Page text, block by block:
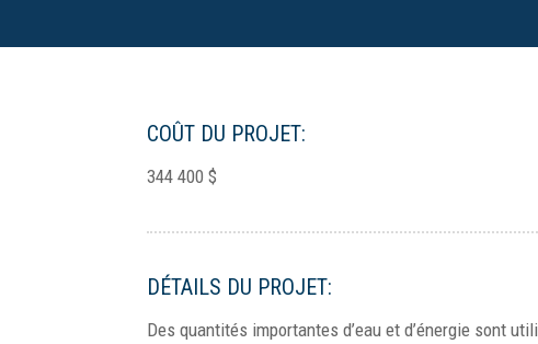
COÛT DU PROJET:
344 400 $
DÉTAILS DU PROJET:
Des quantités importantes d’eau et d’énergie sont